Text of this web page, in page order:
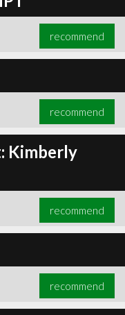
recommend
recommend
Kimberly
recommend
recommend